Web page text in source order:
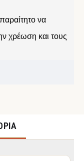
να
χρέωση και τους